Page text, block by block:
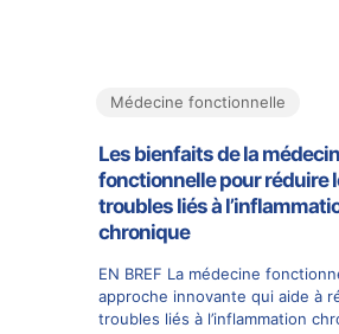
Médecine fonctionnelle
Les bienfaits de la
fonctionnelle pour réduire
troubles liés à
chronique
EN BREF La médecine
approche innovante qui aide à
troubles liés à l’inflammation